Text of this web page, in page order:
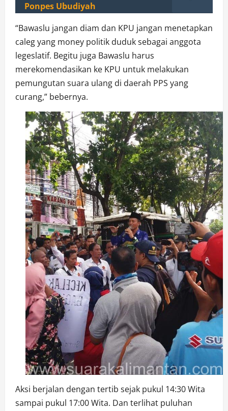
Ponpes Ubudiyah
“Bawaslu jangan diam dan KPU jangan menetapkan
caleg yang money politik duduk sebagai anggota
legeslatif. Begitu juga Bawaslu harus
merekomendasikan ke KPU untuk melakukan
pemungutan suara ulang di daerah PPS yang
curang,” bebernya.
Aksi berjalan dengan tertib sejak pukul 14:30 Wita
sampai pukul 17:00 Wita. Dan terlihat puluhan